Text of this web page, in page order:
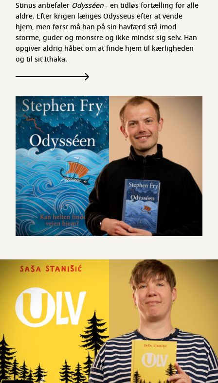
Stinus anbefaler Odysséen- en tidløs fortælling for alle
aldre. Efter krigen længes Odysseus efter at vende
hjem, men først må han på sin havfærd stå imod
storme, guder og monstre og ikke mindst sig selv. Han
opgiver aldrig håbet om at finde hjem til kærligheden
og til sit Ithaka.